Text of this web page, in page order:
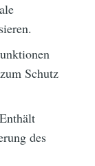
Schutz
Enthält
des